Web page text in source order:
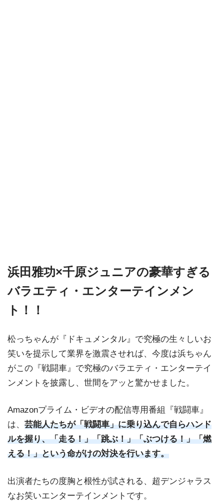
浜田雅功×千原ジュニアの豪華すぎる
バラエティ・エンターテインメン
ト！！
松っちゃんが『ドキュメンタル』で究極の生々しいお
笑いを提示して業界を激震させれば、今度は浜ちゃん
がこの『戦闘車』で究極のバラエティ・エンターテイ
ンメントを披露し、世間をアッと驚かせました。
Amazonプライム・ビデオの配信専用番組『戦闘車』
は、 芸能人たちが「戦闘車」に乗り込んで自らハンド
ルを握り、「走る！」「跳ぶ！」「ぶつける！」「燃
える！」という命がけの対決を行います。
出演者たちの度胸と根性が試される、超デンジャラス
なお笑いエンターテインメントです。